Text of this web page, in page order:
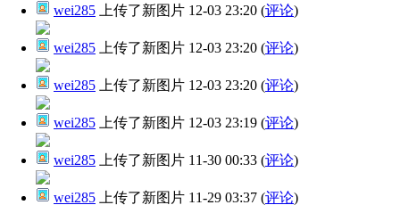
wei285 上传了新图片 12-03 23:20 (评论)
wei285 上传了新图片 12-03 23:20 (评论)
wei285 上传了新图片 12-03 23:20 (评论)
wei285 上传了新图片 12-03 23:19 (评论)
wei285 上传了新图片 11-30 00:33 (评论)
wei285 上传了新图片 11-29 03:37 (评论)